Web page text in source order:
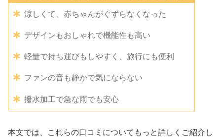
涼しくて、赤ちゃんがぐずらなくなった
デザインもおしゃれで機能性も高い
軽量で持ち運びもしやすく、旅行にも便利
ファンの音も静かで気にならない
撥水加工で急な雨でも安心
本文では、これらの口コミについてもっと詳しくご紹介し